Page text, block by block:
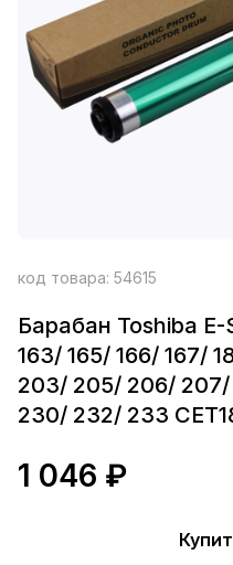
код товара: 54615
Барабан Toshiba
163/ 165/ 166/ 167/
203/ 205/ 206/ 207/
230/ 232/ 233
1 046 ₽